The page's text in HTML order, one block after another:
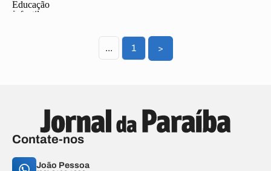
... 1 >
Contate-nos
João Pessoa